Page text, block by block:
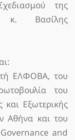
της
κ. Βασίλης
ΕΛΦΟΒΑ, του
του
και Εξωτερικής
Αθήνα και του
and